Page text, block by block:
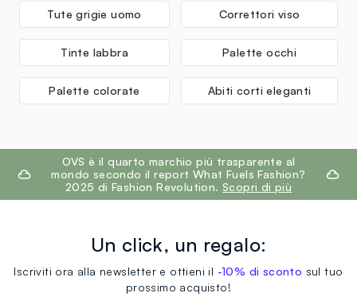
Tute grigie uomo Correttori viso
Tinte labbra Palette occhi
Palette colorate Abiti corti eleganti
footer.ariatitleOVS è il quarto marchio più trasparente al
mondo secondo il report What Fuels Fashion?
2025 di Fashion Revolution. Scopri di più
Un click, un regalo:
Iscriviti ora alla newsletter e ottieni il -10% di sconto sul tuo
prossimo acquisto!